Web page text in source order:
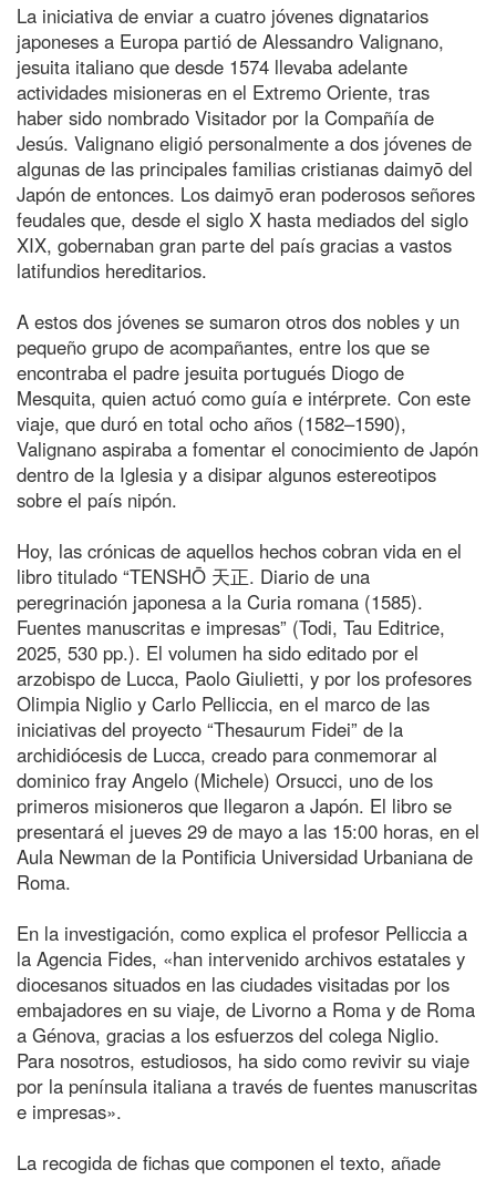
La iniciativa de enviar a cuatro jóvenes dignatarios
japoneses a Europa partió de Alessandro Valignano,
jesuita italiano que desde 1574 llevaba adelante
actividades misioneras en el Extremo Oriente, tras
haber sido nombrado Visitador por la Compañía de
Jesús. Valignano eligió personalmente a dos jóvenes de
algunas de las principales familias cristianas daimyō del
Japón de entonces. Los daimyō eran poderosos señores
feudales que, desde el siglo X hasta mediados del siglo
XIX, gobernaban gran parte del país gracias a vastos
latifundios hereditarios.
A estos dos jóvenes se sumaron otros dos nobles y un
pequeño grupo de acompañantes, entre los que se
encontraba el padre jesuita portugués Diogo de
Mesquita, quien actuó como guía e intérprete. Con este
viaje, que duró en total ocho años (1582–1590),
Valignano aspiraba a fomentar el conocimiento de Japón
dentro de la Iglesia y a disipar algunos estereotipos
sobre el país nipón.
Hoy, las crónicas de aquellos hechos cobran vida en el
libro titulado “TENSHŌ 天正. Diario de una
peregrinación japonesa a la Curia romana (1585).
Fuentes manuscritas e impresas” (Todi, Tau Editrice,
2025, 530 pp.). El volumen ha sido editado por el
arzobispo de Lucca, Paolo Giulietti, y por los profesores
Olimpia Niglio y Carlo Pelliccia, en el marco de las
iniciativas del proyecto “Thesaurum Fidei” de la
archidiócesis de Lucca, creado para conmemorar al
dominico fray Angelo (Michele) Orsucci, uno de los
primeros misioneros que llegaron a Japón. El libro se
presentará el jueves 29 de mayo a las 15:00 horas, en el
Aula Newman de la Pontificia Universidad Urbaniana de
Roma.
En la investigación, como explica el profesor Pelliccia a
la Agencia Fides, «han intervenido archivos estatales y
diocesanos situados en las ciudades visitadas por los
embajadores en su viaje, de Livorno a Roma y de Roma
a Génova, gracias a los esfuerzos del colega Niglio.
Para nosotros, estudiosos, ha sido como revivir su viaje
por la península italiana a través de fuentes manuscritas
e impresas».
La recogida de fichas que componen el texto, añade